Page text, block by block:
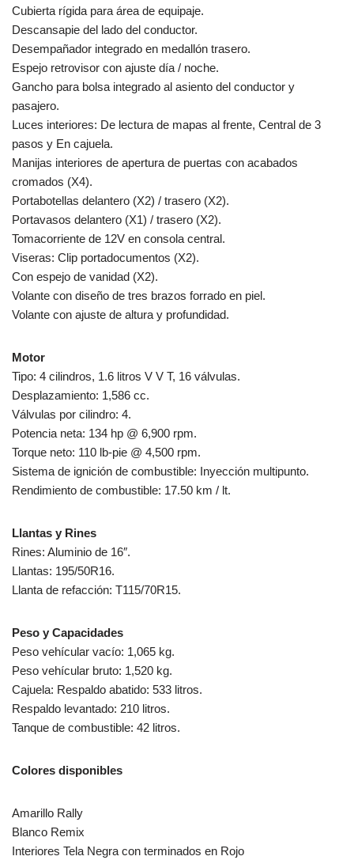
Cubierta rígida para área de equipaje.
Descansapie del lado del conductor.
Desempañador integrado en medallón trasero.
Espejo retrovisor con ajuste día / noche.
Gancho para bolsa integrado al asiento del conductor y
pasajero.
Luces interiores: De lectura de mapas al frente, Central de 3
pasos y En cajuela.
Manijas interiores de apertura de puertas con acabados
cromados (X4).
Portabotellas delantero (X2) / trasero (X2).
Portavasos delantero (X1) / trasero (X2).
Tomacorriente de 12V en consola central.
Viseras: Clip portadocumentos (X2).
Con espejo de vanidad (X2).
Volante con diseño de tres brazos forrado en piel.
Volante con ajuste de altura y profundidad.
Motor
Tipo: 4 cilindros, 1.6 litros V V T, 16 válvulas.
Desplazamiento: 1,586 cc.
Válvulas por cilindro: 4.
Potencia neta: 134 hp @ 6,900 rpm.
Torque neto: 110 lb-pie @ 4,500 rpm.
Sistema de ignición de combustible: Inyección multipunto.
Rendimiento de combustible: 17.50 km / lt.
Llantas y Rines
Rines: Aluminio de 16″.
Llantas: 195/50R16.
Llanta de refacción: T115/70R15.
Peso y Capacidades
Peso vehícular vacío: 1,065 kg.
Peso vehícular bruto: 1,520 kg.
Cajuela: Respaldo abatido: 533 litros.
Respaldo levantado: 210 litros.
Tanque de combustible: 42 litros.
Colores disponibles
Amarillo Rally
Blanco Remix
Interiores Tela Negra con terminados en Rojo